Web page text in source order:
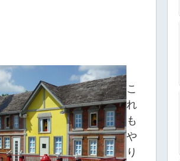
こ
れ
も
や
り